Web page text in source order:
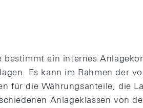
bestimmt ein internes
Es kann im Rahmen der
für die Währungsanteile, die
Anlageklassen von